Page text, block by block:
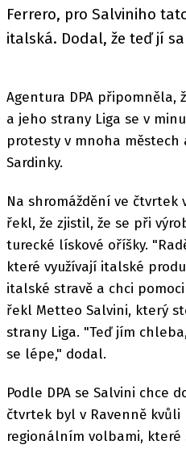
Ferrero, pro Salviniho
italská. Dodal, že teď jí
Agentura DPA připomněla,
a jeho strany Liga se v
protesty v mnoha
Sardinky.
Na shromáždění ve čtvrtek
řekl, že zjistil, že se při
turecké lískové oříšky.
které využívají italské
italské stravě a chci
řekl Metteo Salvini, který
strany Liga. "Teď jím
se lépe," dodal.
Podle DPA se Salvini chce
čtvrtek byl v Ravenně
regionálním volbami,